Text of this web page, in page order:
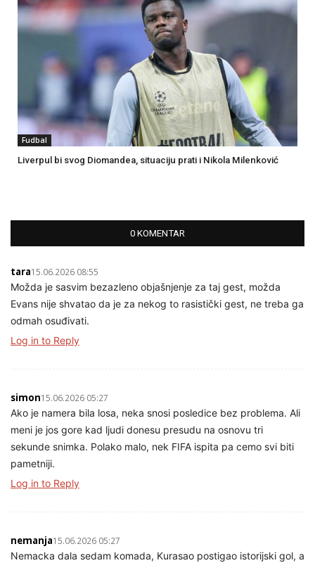
Fudbal
Liverpul bi svog Diomandea, situaciju prati i Nikola Milenković
0 KOMENTAR
tara15.06.2026 08:55
Možda je sasvim bezazleno objašnjenje za taj gest, možda
Evans nije shvatao da je za nekog to rasistički gest, ne treba ga
odmah osuđivati.
Log in to Reply
simon15.06.2026 05:27
Ako je namera bila losa, neka snosi posledice bez problema. Ali
meni je jos gore kad ljudi donesu presudu na osnovu tri
sekunde snimka. Polako malo, nek FIFA ispita pa cemo svi biti
pametniji.
Log in to Reply
nemanja15.06.2026 05:27
Nemacka dala sedam komada, Kurasao postigao istorijski gol, a